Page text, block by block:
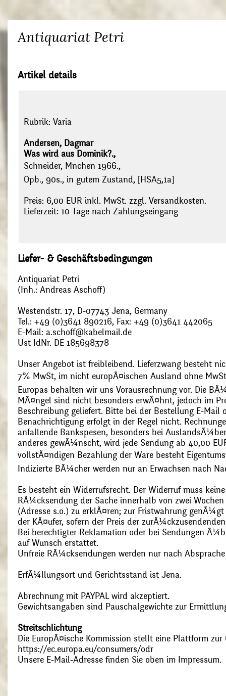
Antiquariat Petri
Artikel details
Rubrik: Varia
Andersen, Dagmar
Was wird aus Dominik?.,
Schneider, Mnchen 1966.,
Opb., 90s., in gutem Zustand, [HSA5,1a]
Preis: 6,00 EUR inkl. MwSt. zzgl. Versandkosten.
Lieferzeit: 10 Tage nach Zahlungseingang
Liefer- & Geschäftsbedingungen
Antiquariat Petri
(Inh.: Andreas Aschoff)
Westendstr. 17, D-07743 Jena, Germany
Tel.: +49 (0)3641 890216, Fax: +49 (0)3641 442065
E-Mail: a.schoff@kabelmail.de
Ust IdNr. DE 185698378
Unser Angebot ist freibleibend. Lieferzwang besteht
7% MwSt, im nicht europÃ¤ischen Ausland ohne
Europas behalten wir uns Vorausrechnung vor. Die
MÃ¤ngel sind nicht besonders erwÃ¤hnt, jedoch im
Beschreibung geliefert. Bitte bei der Bestellung E-Mail
Benachrichtigung erfolgt in der Regel nicht.
anfallende Bankspesen, besonders bei
anderes gewÃ¼nscht, wird jede Sendung ab 40,00
vollstÃ¤ndigen Bezahlung der Ware besteht
Indizierte BÃ¼cher werden nur an Erwachsen nach
Es besteht ein Widerrufsrecht. Der Widerruf muss
RÃ¼cksendung der Sache innerhalb von zwei
(Adresse s.o.) zu erklÃ¤ren; zur Fristwahrung
der KÃ¤ufer, sofern der Preis der
Bei berechtigter Reklamation oder bei Sendungen
auf Wunsch erstattet.
Unfreie RÃ¼cksendungen werden nur nach
ErfÃ¼llungsort und Gerichtsstand ist Jena.
Abrechnung mit PAYPAL wird akzeptiert.
Gewichtsangaben sind Pauschalgewichte zur
Streitschlichtung
Die EuropÃ¤ische Kommission stellt eine Plattform
https://ec.europa.eu/consumers/odr
Unsere E-Mail-Adresse finden Sie oben im Impressum.